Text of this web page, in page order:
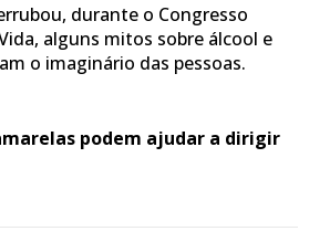
durante o Congresso
alguns mitos sobre álcool e
o imaginário das pessoas.
podem ajudar a dirigir